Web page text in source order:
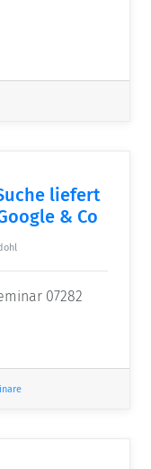
liefert
& Co
07282